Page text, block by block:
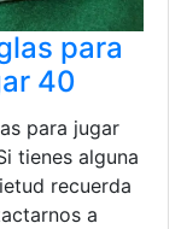
para
40
para jugar
tienes alguna
recuerda
a